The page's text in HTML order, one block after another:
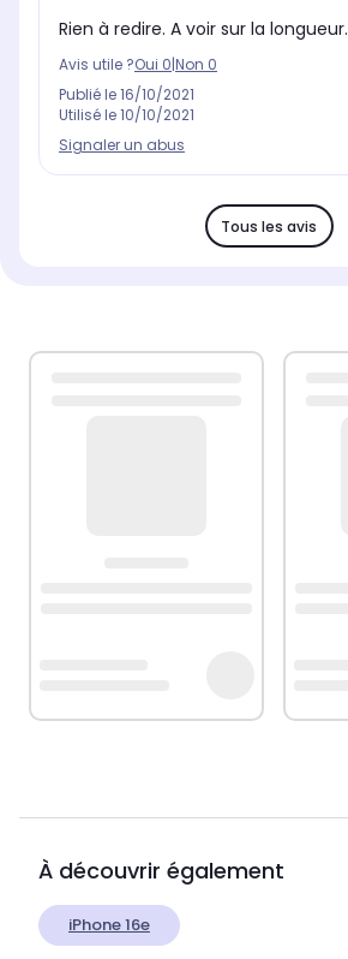
Rien à redire. A voir sur la longueur.
Avis utile ?Oui 0 Non 0
Publié le16/10/2021
Utilisé le10/10/2021
Signaler un abus
Tous les avis
À découvrir également
iPhone 16e